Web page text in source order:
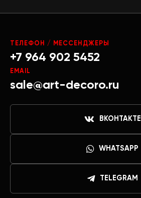
ТЕЛЕФОН / МЕССЕНДЖЕРЫ
+7 964 902 5452
EMAIL
sale@art-decoro.ru
ВКОНТАКТЕ
WHATSAPP
TELEGRAM